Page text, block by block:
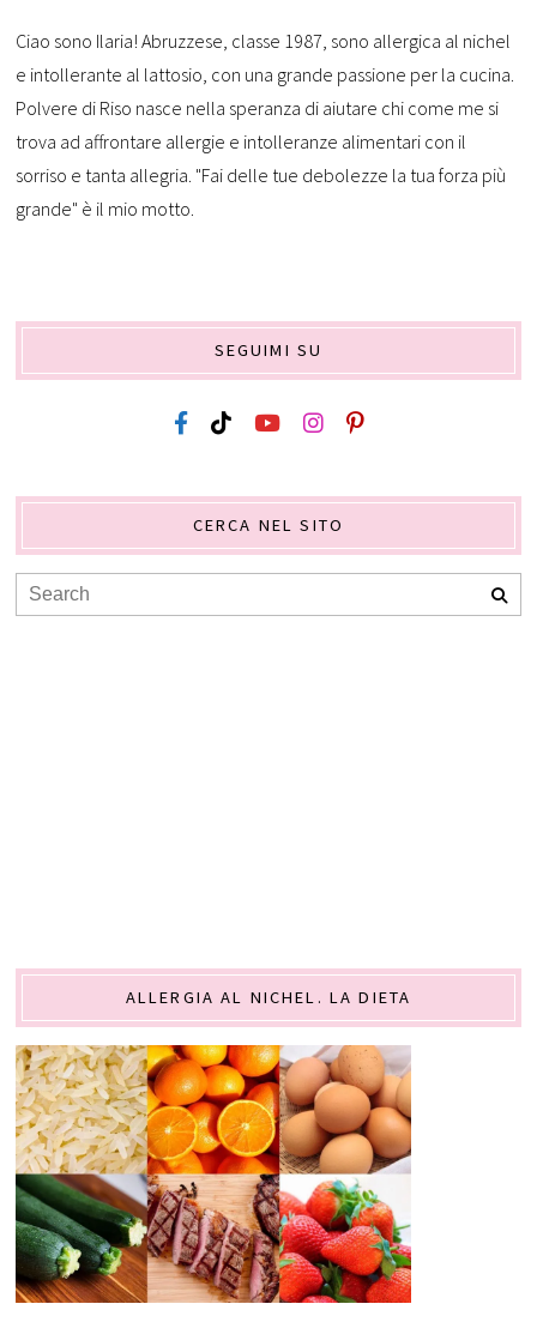
Ciao sono Ilaria! Abruzzese, classe 1987, sono allergica al nichel
e intollerante al lattosio, con una grande passione per la cucina.
Polvere di Riso nasce nella speranza di aiutare chi come me si
trova ad affrontare allergie e intolleranze alimentari con il
sorriso e tanta allegria. "Fai delle tue debolezze la tua forza più
grande" è il mio motto.
SEGUIMI SU
CERCA NEL SITO
ALLERGIA AL NICHEL. LA DIETA